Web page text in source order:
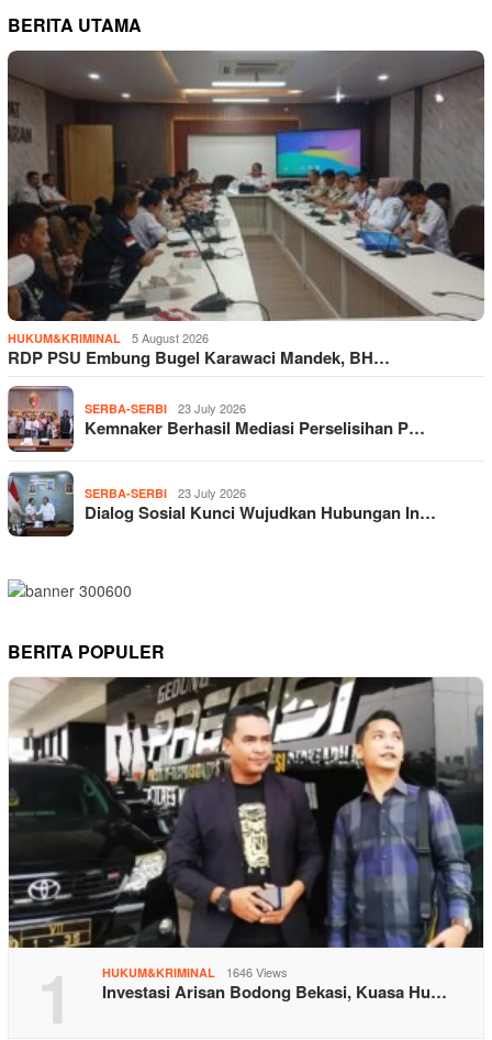
BERITA UTAMA
HUKUM&KRIMINAL 5 August 2026
RDP PSU Embung Bugel Karawaci Mandek, BH…
SERBA-SERBI 23 July 2026
Kemnaker Berhasil Mediasi Perselisihan P…
SERBA-SERBI 23 July 2026
Dialog Sosial Kunci Wujudkan Hubungan In…
BERITA POPULER
1 HUKUM&KRIMINAL 1646 Views
Investasi Arisan Bodong Bekasi, Kuasa Hu…